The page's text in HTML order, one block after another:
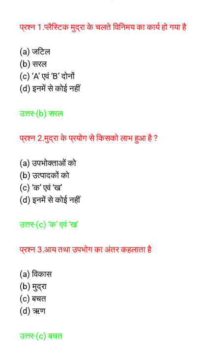
प्रश्न 1.प्लैस्टिक मुद्रा के चलते विनिमय का कार्य हो गया है
(a) जटिल
(b) सरल
(c) ‘A’ एवं ‘B’ दोनों
(d) इनमें से कोई नहीं
उत्तर-(b) सरल
प्रश्न 2.मुद्रा के प्रयोग से किसको लाभ हुआ है ?
(a) उपभोक्ताओं को
(b) उत्पादकों को
(c) ‘क’ एवं ‘ख’
(d) इनमें से कोई नहीं
उत्तर-(c) ‘क’ एवं ‘ख’
प्रश्न 3.आय तथा उपभोग का अंतर कहलाता है
(a) विकास
(b) मुद्रा
(c) बचत
(d) ऋण
उत्तर-(c) बचत